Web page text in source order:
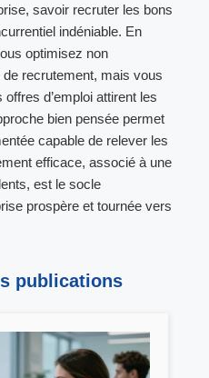
savoir recruter les bons
indéniable. En
optimisez non
recrutement, mais vous
d’emploi attirent les
bien pensée permet
capable de relever les
efficace, associé à une
est le socle
prospère et tournée vers
publications